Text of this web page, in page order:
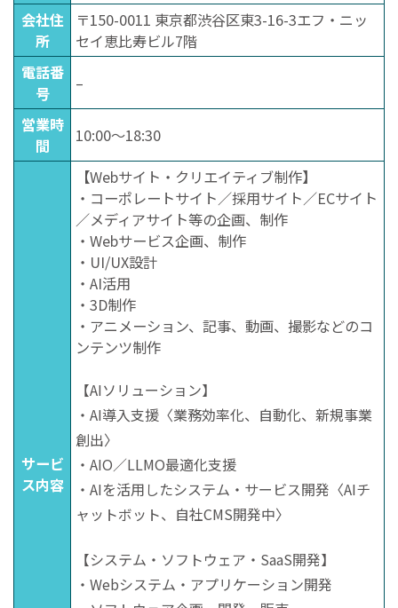
会社住
所
〒150-0011 東京都渋谷区東3-16-3エフ・ニッ
セイ恵比寿ビル7階
電話番
号
–
営業時
間
10:00～18:30
サービ
ス内容
【Webサイト・クリエイティブ制作】
・コーポレートサイト／採用サイト／ECサイト
／メディアサイト等の企画、制作
・Webサービス企画、制作
・UI/UX設計
・AI活用
・3D制作
・アニメーション、記事、動画、撮影などのコ
ンテンツ制作
【AIソリューション】
・AI導入支援〈業務効率化、自動化、新規事業
創出〉
・AIO／LLMO最適化支援
・AIを活用したシステム・サービス開発〈AIチ
ャットボット、自社CMS開発中〉
【システム・ソフトウェア・SaaS開発】
・Webシステム・アプリケーション開発